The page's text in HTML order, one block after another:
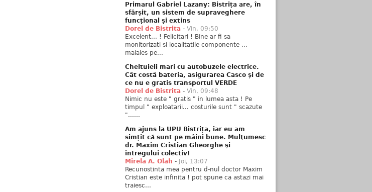
Primarul Gabriel Lazany: Bistrița are, în
sfârșit, un sistem de supraveghere
funcțional și extins
Dorel de Bistrita - Vin, 09:50
Excelent... ! Felicitari ! Bine ar fi sa
monitorizati si localitatile componente ...
maiales pe...
Cheltuieli mari cu autobuzele electrice.
Cât costă bateria, asigurarea Casco și de
ce nu e gratis transportul VERDE
Dorel de Bistrita - Vin, 09:48
Nimic nu este " gratis " in lumea asta ! Pe
timpul " exploatarii... costurile sunt " scazute
"......
Am ajuns la UPU Bistrița, iar eu am
simțit că sunt pe mâini bune. Mulţumesc
dr. Maxim Cristian Gheorghe şi
întregului colectiv!
Mirela A. Olah - Joi, 13:07
Recunostinta mea pentru d-nul doctor Maxim
Cristian este infinita ! pot spune ca astazi mai
traiesc...